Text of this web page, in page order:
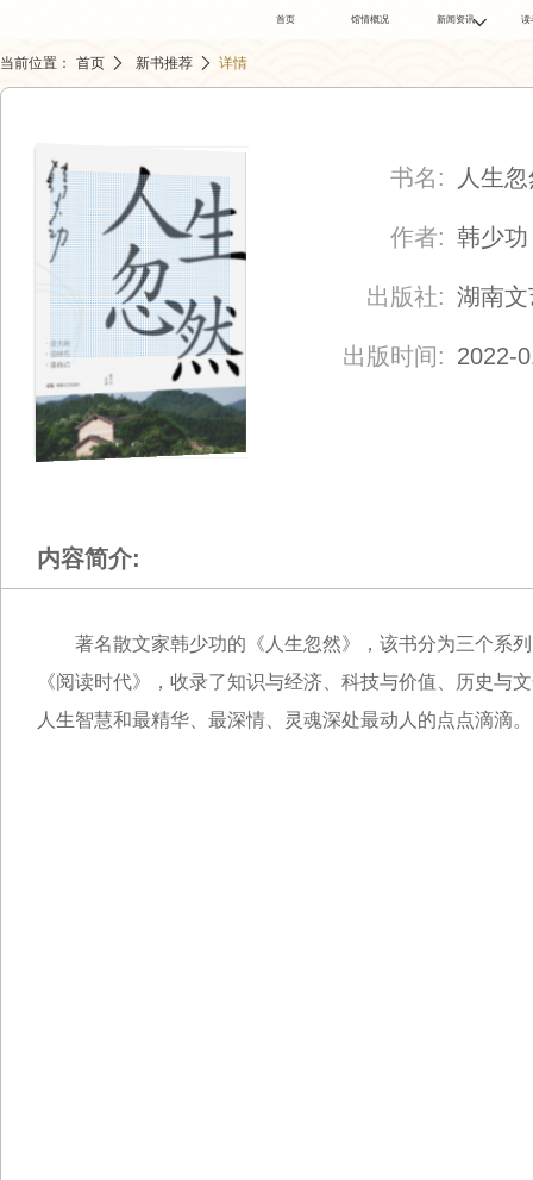
首页 馆情概况 新闻资讯 读
当前位置： 首页 新书推荐 详情
书名: 人生
作者: 韩少功
出版社: 湖南
出版时间: 2022-
内容简介:
著名散文家韩少功的《人生忽然》，该书分为三个系
《阅读时代》，收录了知识与经济、科技与价值、历史
人生智慧和最精华、最深情、灵魂深处最动人的点点滴滴